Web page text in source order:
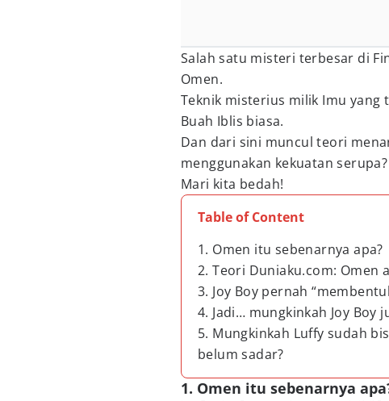
Salah satu misteri terbesar di
Omen.
Teknik misterius milik Imu
Buah Iblis biasa.
Dan dari sini muncul teori
menggunakan kekuatan serupa?
Mari kita bedah!
Table of Content
1. Omen itu sebenarnya apa?
2. Teori Duniaku.com: Omen
3. Joy Boy pernah
4. Jadi… mungkinkah Joy Boy
5. Mungkinkah Luffy sudah
belum sadar?
1. Omen itu sebenarnya